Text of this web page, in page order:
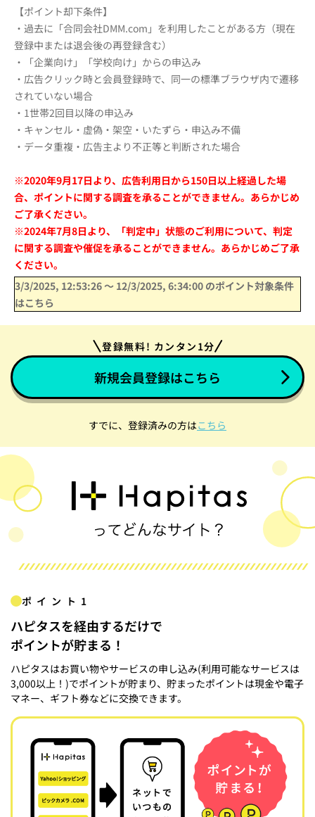
【ポイント却下条件】
・過去に「合同会社DMM.com」を利用したことがある方（現在
登録中または退会後の再登録含む）
・「企業向け」「学校向け」からの申込み
・広告クリック時と会員登録時で、同一の標準ブラウザ内で遷移
されていない場合
・1世帯2回目以降の申込み
・キャンセル・虚偽・架空・いたずら・申込み不備
・データ重複・広告主より不正等と判断された場合
※2020年9月17日より、広告利用日から150日以上経過した場
合、ポイントに関する調査を承ることができません。あらかじめ
ご了承ください。
※2024年7月8日より、「判定中」状態のご利用について、判定
に関する調査や催促を承ることができません。あらかじめご了承
ください。
3/3/2025, 12:53:26〜 12/3/2025, 6:34:00 のポイント対象条件
はこちら
登録無料! カンタン1分
新規会員登録はこちら
すでに、登録済みの方はこちら
ポイント1
ハピタスを経由するだけで
ポイントが貯まる！
ハピタスはお買い物やサービスの申し込み(利用可能なサービスは
3,000以上！)でポイントが貯まり、貯まったポイントは現金や電子
マネー、ギフト券などに交換できます。